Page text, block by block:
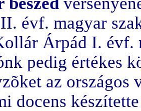
évf. magyar
Árpád I. évf.
pedig értékes
az országos
docens